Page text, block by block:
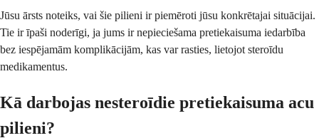
Jūsu ārsts noteiks, vai šie pilieni ir piemēroti jūsu konkrētajai situācijai.
Tie ir īpaši noderīgi, ja jums ir nepieciešama pretiekaisuma iedarbība
bez iespējamām komplikācijām, kas var rasties, lietojot steroīdu
medikamentus.
Kā darbojas nesteroīdie pretiekaisuma acu
pilieni?